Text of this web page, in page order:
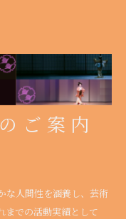
ご案内
な人間性を涵養し、芸術
までの活動実績として